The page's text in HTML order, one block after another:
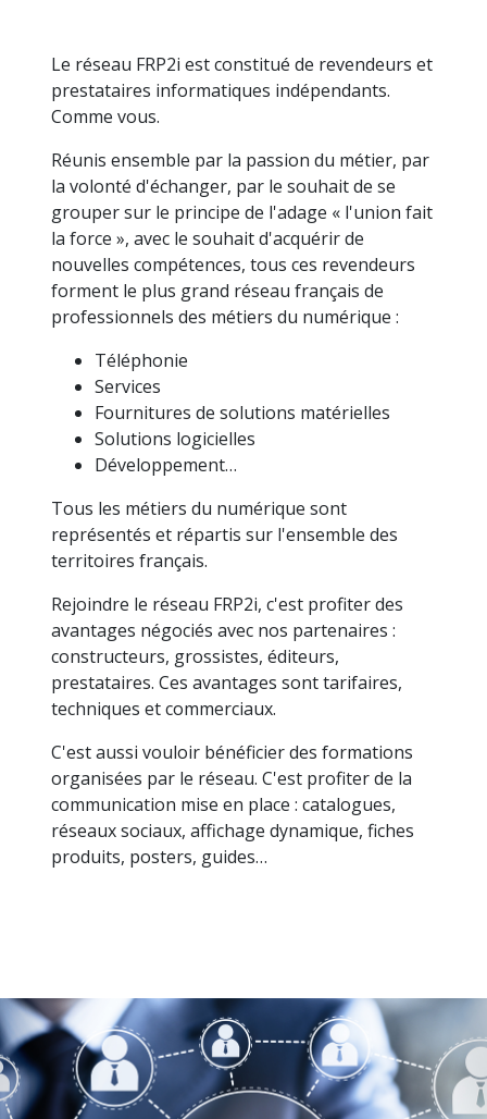
Le réseau FRP2i est constitué de revendeurs et
prestataires informatiques indépendants.
Comme vous.
Réunis ensemble par la passion du métier, par
la volonté d'échanger, par le souhait de se
grouper sur le principe de l'adage « l'union fait
la force », avec le souhait d'acquérir de
nouvelles compétences, tous ces revendeurs
forment le plus grand réseau français de
professionnels des métiers du numérique :
Téléphonie
Services
Fournitures de solutions matérielles
Solutions logicielles
Développement…
Tous les métiers du numérique sont
représentés et répartis sur l'ensemble des
territoires français.
Rejoindre le réseau FRP2i, c'est profiter des
avantages négociés avec nos partenaires :
constructeurs, grossistes, éditeurs,
prestataires. Ces avantages sont tarifaires,
techniques et commerciaux.
produits, posters, guides…